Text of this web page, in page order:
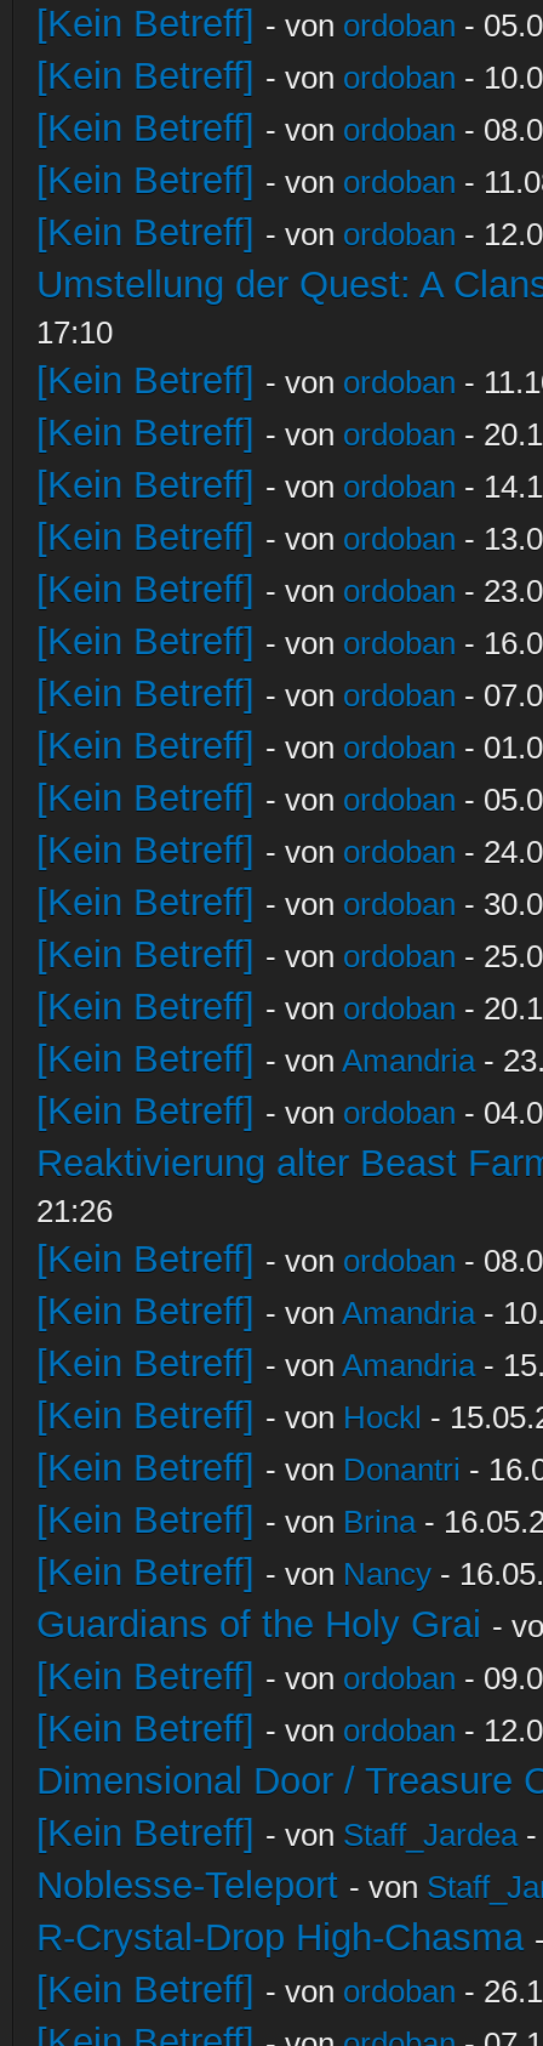
[Kein Betreff] - von ordoban -
[Kein Betreff] - von ordoban -
[Kein Betreff] - von ordoban -
[Kein Betreff] - von ordoban -
[Kein Betreff] - von ordoban -
Umstellung der Quest: A
17:10
[Kein Betreff] - von ordoban -
[Kein Betreff] - von ordoban -
[Kein Betreff] - von ordoban -
[Kein Betreff] - von ordoban -
[Kein Betreff] - von ordoban -
[Kein Betreff] - von ordoban -
[Kein Betreff] - von ordoban -
[Kein Betreff] - von ordoban -
[Kein Betreff] - von ordoban -
[Kein Betreff] - von ordoban -
[Kein Betreff] - von ordoban -
[Kein Betreff] - von ordoban -
[Kein Betreff] - von ordoban -
[Kein Betreff] - von Amandria-
[Kein Betreff] - von ordoban -
Reaktivierung alter Beast
21:26
[Kein Betreff] - von ordoban -
[Kein Betreff] - von Amandria-
[Kein Betreff] - von Amandria-
[Kein Betreff] - von Hockl -
[Kein Betreff] - von Donantri -
[Kein Betreff] - von Brina-
[Kein Betreff] - von Nancy -
Guardians of the Holy Grai -
[Kein Betreff] - von ordoban -
[Kein Betreff] - von ordoban -
Dimensional Door / Treasure
[Kein Betreff] - von Staff_Jardea-
Noblesse-Teleport - von
R-Crystal-Drop High-Chasma
[Kein Betreff] - von ordoban -